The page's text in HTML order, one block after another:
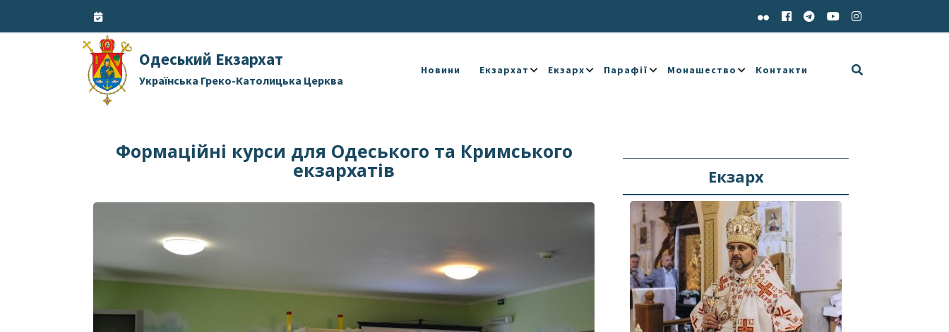
Одеський Екзархат
Українська Греко-Католицька Церква
Новини Екзархат Екзарх Парафії Монашество Контакти
Формаційні курси для Одеського та Кримського
екзархатів Екзарх